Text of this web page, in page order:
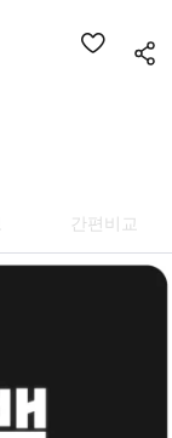
간편비교